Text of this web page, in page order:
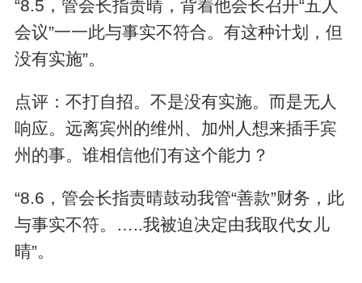
“8.5，管会长指责晴，背着他会长召开“五人
会议”一一此与事实不符合。有这种计划，但
没有实施”。
点评：不打自招。不是没有实施。而是无人
响应。远离宾州的维州、加州人想来插手宾
州的事。谁相信他们有这个能力？
“8.6，管会长指责晴鼓动我管“善款”财务，此
与事实不符。…..我被迫决定由我取代女儿
晴”。